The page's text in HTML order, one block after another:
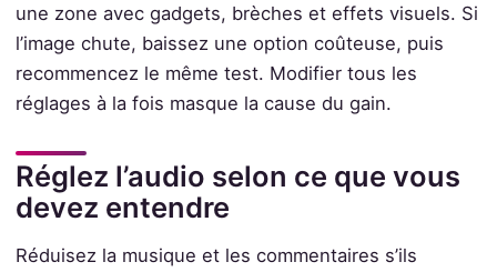
une zone avec gadgets, brèches et effets visuels. Si
l’image chute, baissez une option coûteuse, puis
recommencez le même test. Modifier tous les
réglages à la fois masque la cause du gain.
Réglez l’audio selon ce que vous
devez entendre
Réduisez la musique et les commentaires s’ils